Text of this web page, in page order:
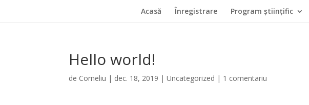
Acasă Înregistrare Program ştiinţific
Hello world!
de Corneliu | dec. 18, 2019 |Uncategorized | 1 comentariu